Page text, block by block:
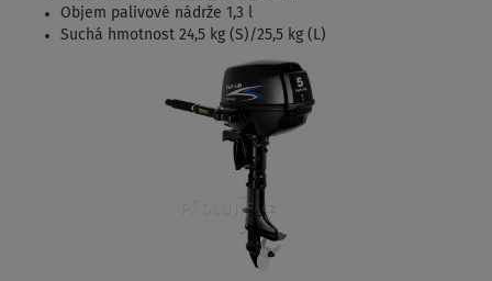
Objem palivové nádrže 1,3 l
Suchá hmotnost 24,5 kg (S)/25,5 kg (L)